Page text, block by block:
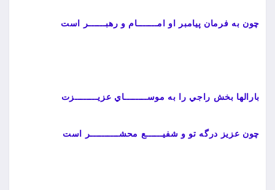
چون به فرمان پيامبر او امـــــــام و رهبــــــر است
بارالها بخش راجي را به موســــــــاي عزيــــــــزت
چون عزيز درگه تو و شفيــــــع محشــــــــــر است